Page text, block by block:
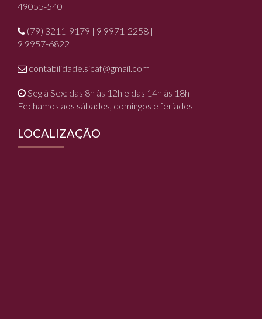
49055-540
(79) 3211-9179 | 9 9971-2258 |
9 9957-6822
contabilidade.sicaf@gmail.com
Seg à Sex: das 8h às 12h e das 14h às 18h
Fechamos aos sábados, domingos e feriados
LOCALIZAÇÃO